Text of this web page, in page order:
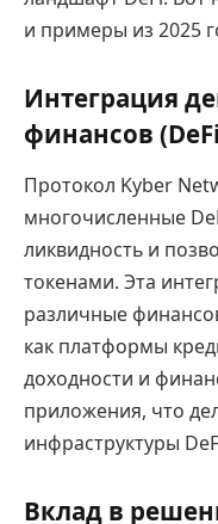
и примеры из 2025
Интеграция
финансов
Протокол Kyber
многочисленные
ликвидность и
токенами. Эта
различные
как платформы
доходности и
приложения, что
инфраструктуры
Вклад в